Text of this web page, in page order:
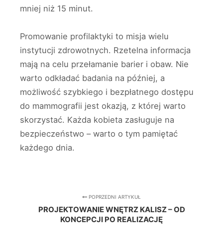
mniej niż 15 minut.
Promowanie profilaktyki to misja wielu
instytucji zdrowotnych. Rzetelna informacja
mają na celu przełamanie barier i obaw. Nie
warto odkładać badania na później, a
możliwość szybkiego i bezpłatnego dostępu
do mammografii jest okazją, z której warto
skorzystać. Każda kobieta zasługuje na
bezpieczeństwo – warto o tym pamiętać
każdego dnia.
POPRZEDNI ARTYKUŁ
PROJEKTOWANIE WNĘTRZ KALISZ – OD
KONCEPCJI PO REALIZACJĘ